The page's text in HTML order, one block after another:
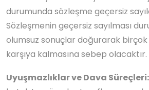
durumunda sözleşme geçersiz
Sözleşmenin geçersiz sayılması
olumsuz sonuçlar doğurarak birçok
karşıya kalmasına sebep olacaktır.
Uyuşmazlıklar ve Dava Süreçleri: